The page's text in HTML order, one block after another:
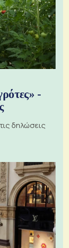
-
δηλώσεις